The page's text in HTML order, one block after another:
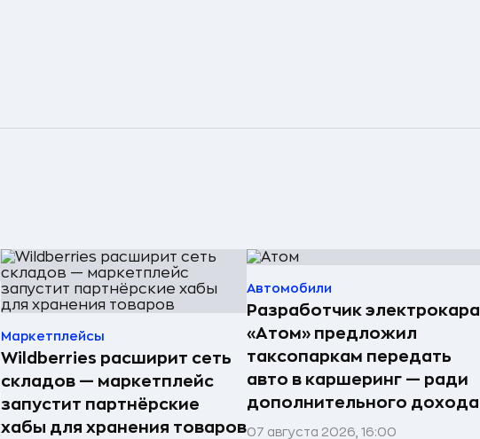
Маркетплейсы
Wildberries расширит сеть
складов — маркетплейс
запустит партнёрские
хабы для хранения товаров
Автомобили
Разработчик электрокара
«Атом» предложил
таксопаркам передать
авто в каршеринг — ради
дополнительного дохода
07 августа 2026, 16:00